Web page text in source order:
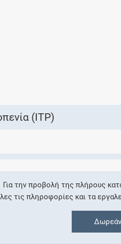
ενός φαρμάκου κατά τη
εγκυμοσύνης ή του
(ITP)
Για την προβολή της πλήρους
τις πληροφορίες και τα